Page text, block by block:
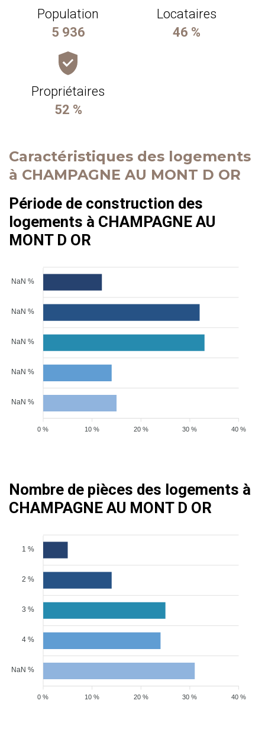
Population
5 936
Locataires
46 %
Propriétaires
52 %
Caractéristiques des logements
à CHAMPAGNE AU MONT D OR
Période de construction des
logements à CHAMPAGNE AU
MONT D OR
NaN %
NaN %
NaN %
NaN %
NaN %
40 %
30 %
20 %
10 %
0 %
Nombre de pièces des logements à
CHAMPAGNE AU MONT D OR
1 %
2 %
3 %
4 %
NaN %
40 %
30 %
20 %
10 %
0 %